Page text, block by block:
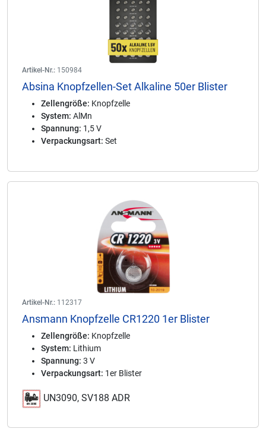
Artikel-Nr.: 150984
Absina Knopfzellen-Set Alkaline 50er Blister
Zellengröße: Knopfzelle
System: AlMn
Spannung: 1,5 V
Verpackungsart: Set
Artikel-Nr.: 112317
Ansmann Knopfzelle CR1220 1er Blister
Zellengröße: Knopfzelle
System: Lithium
Spannung: 3 V
Verpackungsart: 1er Blister
UN3090, SV188 ADR